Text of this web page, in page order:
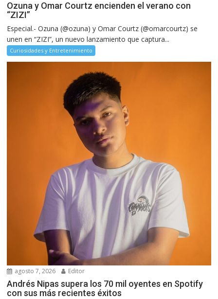
Ozuna y Omar Courtz encienden el verano con
“ZIZI”
Especial.- Ozuna (@ozuna) y Omar Courtz (@omarcourtz) se
unen en “ZIZI”, un nuevo lanzamiento que captura...
Curiosidades y Entretenimiento
agosto 7, 2026 Editor
Andrés Nipas supera los 70 mil oyentes en Spotify
con sus más recientes éxitos